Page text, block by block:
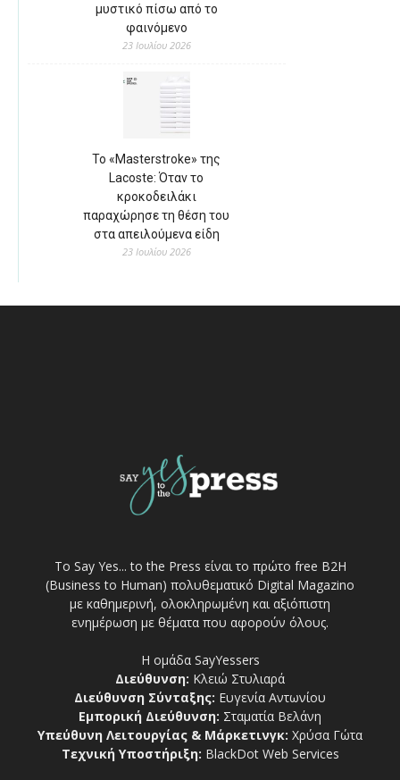
μυστικό πίσω από το
φαινόμενο
23 Ιουλίου 2026
Το «Masterstroke» της
Lacoste: Όταν το
κροκοδειλάκι
παραχώρησε τη θέση του
στα απειλούμενα είδη
23 Ιουλίου 2026
Το Say Yes... to the Press είναι το πρώτο free Β2Η
(Business to Human) πολυθεματικό Digital Magazino
με καθημερινή, ολοκληρωμένη και αξιόπιστη
ενημέρωση με θέματα που αφορούν όλους.
Η ομάδα SayYessers
Διεύθυνση: Κλειώ Στυλιαρά
Διεύθυνση Σύνταξης: Ευγενία Αντωνίου
Εμπορική Διεύθυνση: Σταματία Βελάνη
Υπεύθυνη Λειτουργίας & Μάρκετινγκ: Χρύσα Γώτα
Τεχνική Υποστήριξη: BlackDot Web Services